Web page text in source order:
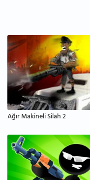
Ağır Makineli Silah 2